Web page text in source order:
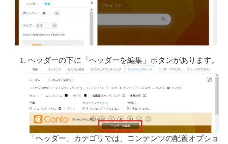
ヘッダーの下に「ヘッダーを編集」ボタンがあります。
「ヘッダー」カテゴリでは、コンテンツの配置オプショ